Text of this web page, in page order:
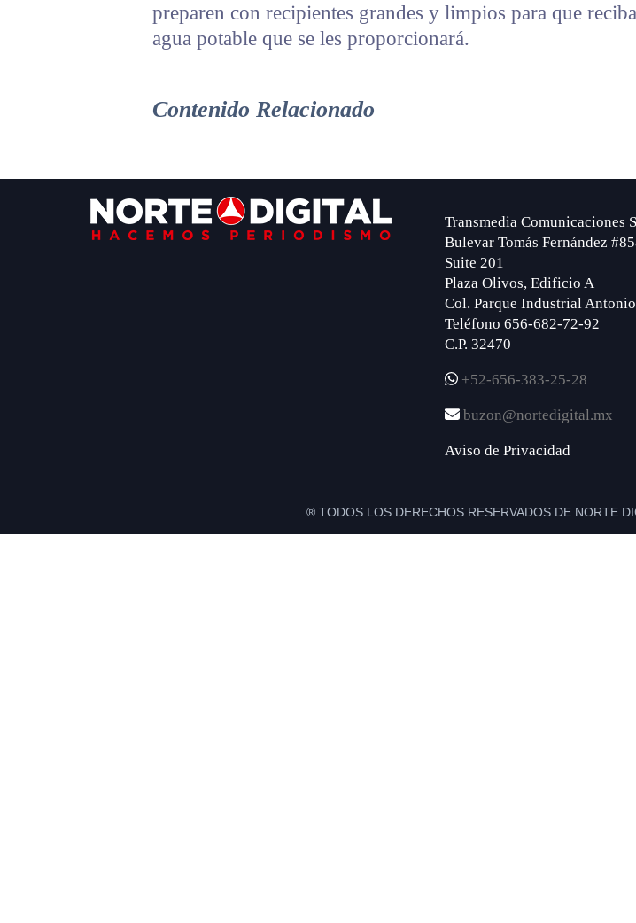
preparen con recipientes grandes y limpios para que
agua potable que se les proporcionará.
Contenido Relacionado
Transmedia Comunicaciones
Bulevar Tomás Fernández
Suite 201
Plaza Olivos, Edificio A
Col. Parque Industrial
Teléfono 656-682-72-92
C.P. 32470
+52-656-383-25-28
buzon@nortedigital.mx
Aviso de Privacidad
® TODOS LOS DERECHOS RESERVADOS DE NORTE